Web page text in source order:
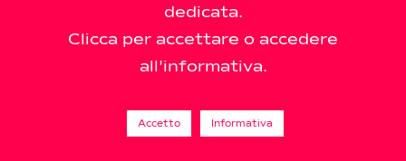
dedicata.
Clicca per accettare o accedere
all'informativa.
Accetto Informativa
Laboratorio Saccardi
– Il Primo Giorno di
Felicità